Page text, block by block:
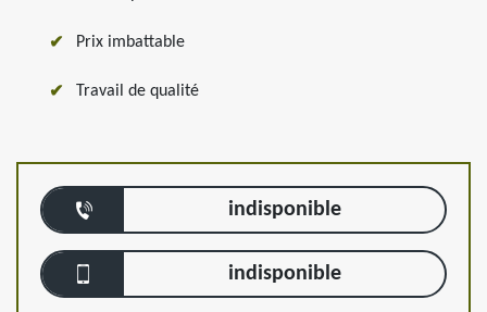
Prix imbattable
Travail de qualité
indisponible
indisponible